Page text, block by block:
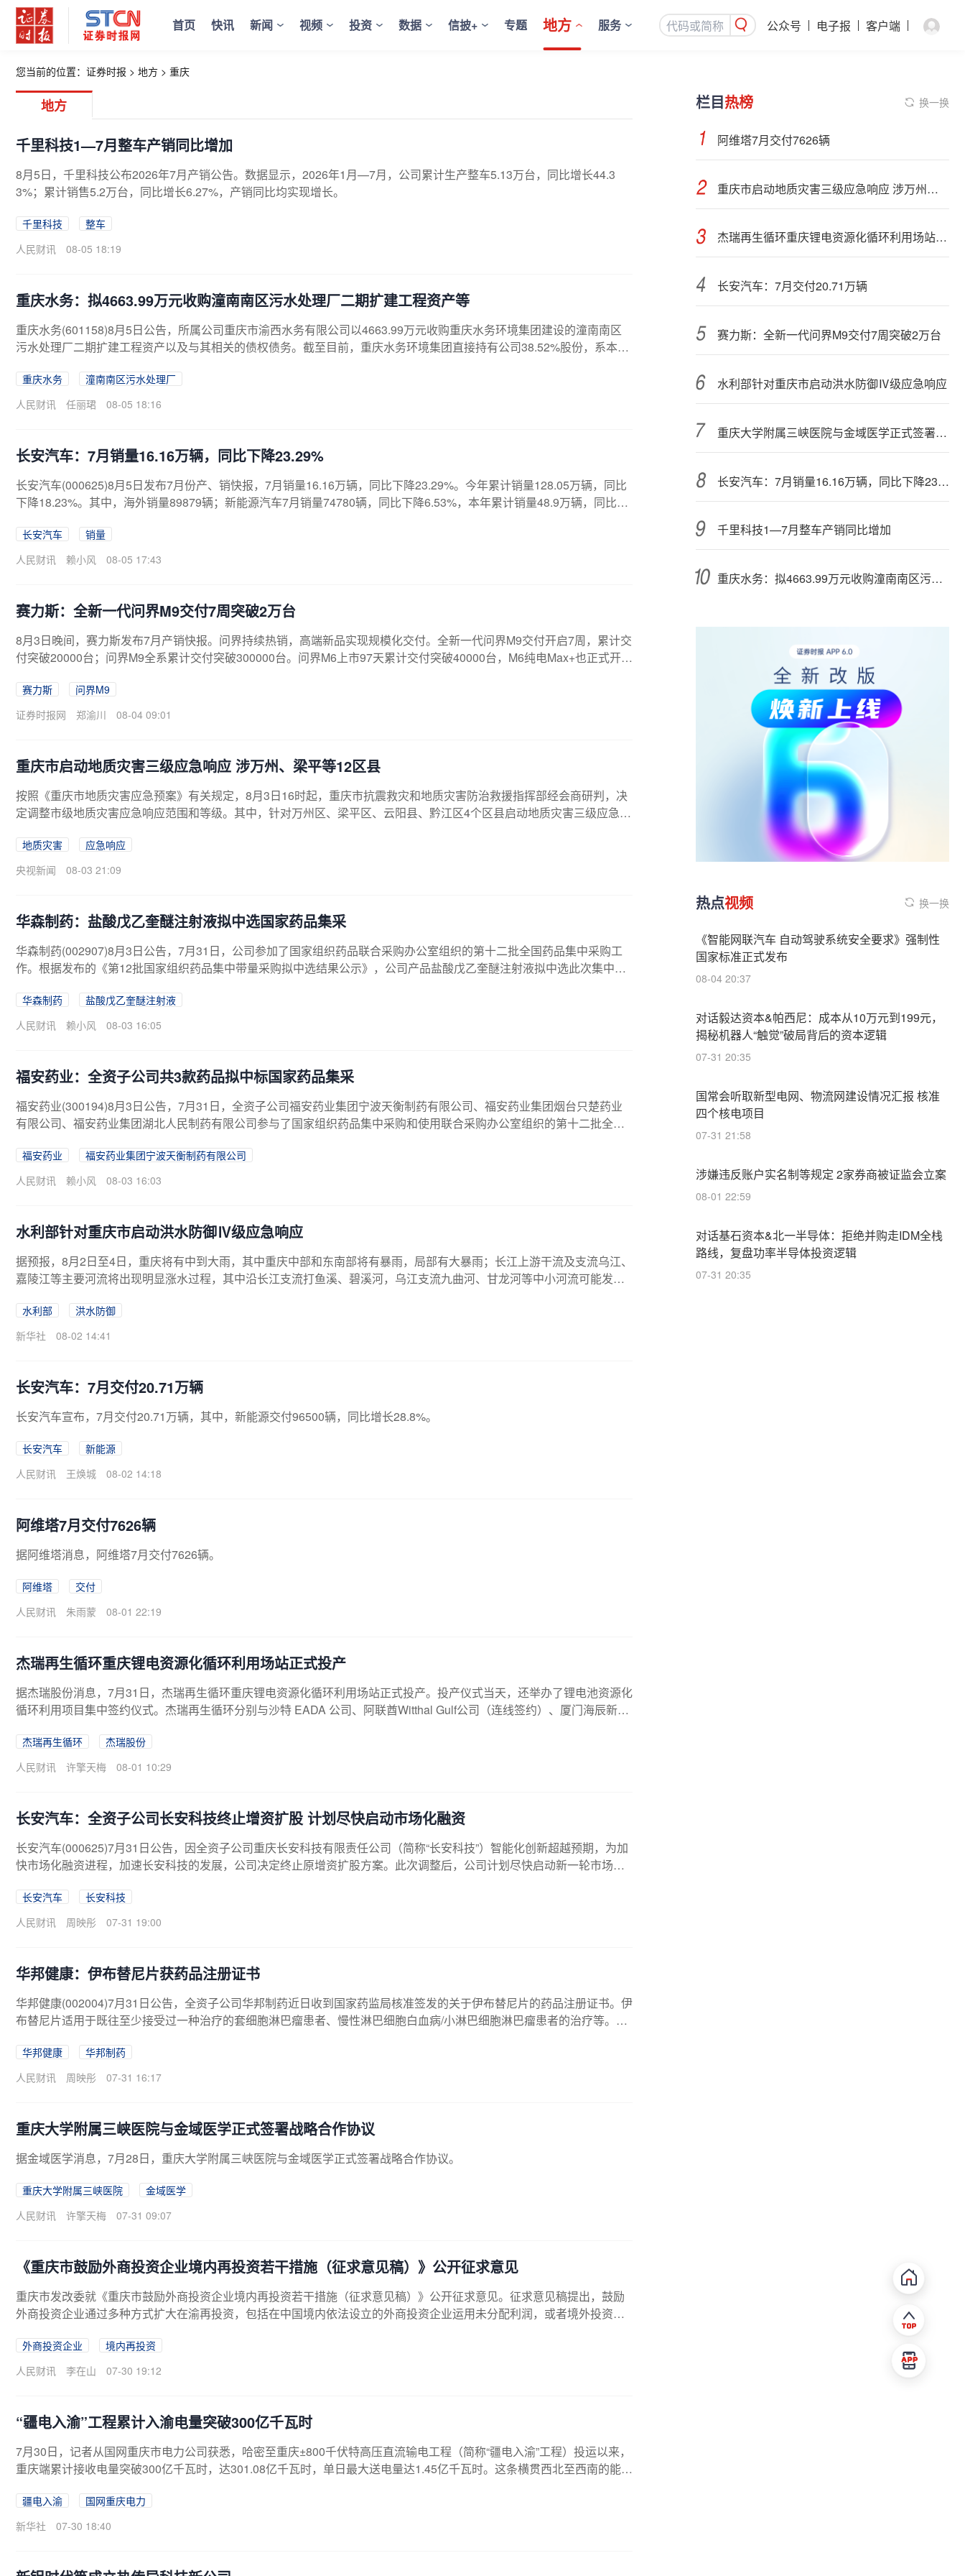
首页 快讯 新闻 视频 投资 数据 信披+ 专题 地方 服务 公众号 电子报 客户端
您当前的位置： 证券时报 > 地方 > 重庆
地方
千里科技1—7月整车产销同比增加
8月5日，千里科技公布2026年7月产销公告。数据显示，2026年1月—7月，公司累计生产整车5.13万台，同比增长44.3
3%；累计销售5.2万台，同比增长6.27%，产销同比均实现增长。
千里科技
整车
人民财讯
08-05 18:19
重庆水务：拟4663.99万元收购潼南南区污水处理厂二期扩建工程资产等
重庆水务(601158)8月5日公告，所属公司重庆市渝西水务有限公司以4663.99万元收购重庆水务环境集团建设的潼南南区
污水处理厂二期扩建工程资产以及与其相关的债权债务。截至目前，重庆水务环境集团直接持有公司38.52%股份，系本公
重庆水务
潼南南区污水处理厂
人民财讯
任丽珺 08-05 18:16
长安汽车：7月销量16.16万辆，同比下降23.29%
长安汽车(000625)8月5日发布7月份产、销快报，7月销量16.16万辆，同比下降23.29%。今年累计销量128.05万辆，同比
下降18.23%。其中，海外销量89879辆；新能源汽车7月销量74780辆，同比下降6.53%，本年累计销量48.9万辆，同比下
长安汽车
销量
人民财讯
赖小风 08-05 17:43
赛力斯：全新一代问界M9交付7周突破2万台
8月3日晚间，赛力斯发布7月产销快报。问界持续热销，高端新品实现规模化交付。全新一代问界M9交付开启7周，累计交
付突破20000台；问界M9全系累计交付突破300000台。问界M6上市97天累计交付突破40000台，M6纯电Max+也正式开启
高端矩阵持续完善，全新一代问界M9、问界M6相继上市，收获市场认可与用户喜爱。其中，全新一代问界M9系列实现高
端市场突破，全系累计交付超300000台。问界M6以全维度的新锐产品力，跻身新锐青年的热门之选，上市97天累计交付
赛力斯
问界M9
证券时报网
郑渝川 08-04 09:01
重庆市启动地质灾害三级应急响应 涉万州、梁平等12区县
按照《重庆市地质灾害应急预案》有关规定，8月3日16时起，重庆市抗震救灾和地质灾害防治救援指挥部经会商研判，决
定调整市级地质灾害应急响应范围和等级。其中，针对万州区、梁平区、云阳县、黔江区4个区县启动地质灾害三级应急响
持针对两江新区、綦江区、南川区、万盛经开区、长寿区、垫江县、城口县、武隆区启动的地质灾害四级应急响应。
地质灾害
应急响应
央视新闻
08-03 21:09
华森制药：盐酸戊乙奎醚注射液拟中选国家药品集采
华森制药(002907)8月3日公告，7月31日，公司参加了国家组织药品联合采购办公室组织的第十二批全国药品集中采购工
作。根据发布的《第12批国家组织药品集中带量采购拟中选结果公示》，公司产品盐酸戊乙奎醚注射液拟中选此次集中采
华森制药
盐酸戊乙奎醚注射液
人民财讯
赖小风 08-03 16:05
福安药业：全资子公司共3款药品拟中标国家药品集采
福安药业(300194)8月3日公告，7月31日，全资子公司福安药业集团宁波天衡制药有限公司、福安药业集团烟台只楚药业
有限公司、福安药业集团湖北人民制药有限公司参与了国家组织药品集中采购和使用联合采购办公室组织的第十二批全国
此次集中采购。
福安药业
福安药业集团宁波天衡制药有限公司
人民财讯
赖小风 08-03 16:03
水利部针对重庆市启动洪水防御Ⅳ级应急响应
据预报，8月2日至4日，重庆将有中到大雨，其中重庆中部和东南部将有暴雨，局部有大暴雨；长江上游干流及支流乌江、
嘉陵江等主要河流将出现明显涨水过程，其中沿长江支流打鱼溪、碧溪河，乌江支流九曲河、甘龙河等中小河流可能发生
应。督促指导地方水利部门密切关注雨水情变化，强化应急值守和会商研判，加强监测预报预警，科学调度水工程，做好
江河防汛、水库安全度汛、中小河流洪水和山洪灾害防御等工作，确保人民群众生命财产安全。
水利部
洪水防御
新华社
08-02 14:41
长安汽车：7月交付20.71万辆
长安汽车宣布，7月交付20.71万辆，其中，新能源交付96500辆，同比增长28.8%。
长安汽车
新能源
人民财讯
王焕城 08-02 14:18
阿维塔7月交付7626辆
据阿维塔消息，阿维塔7月交付7626辆。
阿维塔
交付
人民财讯
朱雨蒙 08-01 22:19
杰瑞再生循环重庆锂电资源化循环利用场站正式投产
据杰瑞股份消息，7月31日，杰瑞再生循环重庆锂电资源化循环利用场站正式投产。投产仪式当天，还举办了锂电池资源化
循环利用项目集中签约仪式。杰瑞再生循环分别与沙特 EADA 公司、阿联酋Witthal Gulf公司（连线签约）、厦门海辰新材
重庆三电能源科技有限公司、河南誉碳新能源有限公司、山东润泉环境科技有限公司在内的九家行业企业签署合作协议，
持续深化锂电池资源化循环利用及极片修复业务布局。
杰瑞再生循环
杰瑞股份
人民财讯
许擎天梅 08-01 10:29
长安汽车：全资子公司长安科技终止增资扩股 计划尽快启动市场化融资
长安汽车(000625)7月31日公告，因全资子公司重庆长安科技有限责任公司（简称“长安科技”）智能化创新超越预期，为加
快市场化融资进程，加速长安科技的发展，公司决定终止原增资扩股方案。此次调整后，公司计划尽快启动新一轮市场化
车拟以非公开协议方式，与公司间接控股股东中国长安汽车、公司控股股东辰致集团合计出资30亿元，共同参与此次增
资。
长安汽车
长安科技
人民财讯
周映彤 07-31 19:00
华邦健康：伊布替尼片获药品注册证书
华邦健康(002004)7月31日公告，全资子公司华邦制药近日收到国家药监局核准签发的关于伊布替尼片的药品注册证书。伊
布替尼片适用于既往至少接受过一种治疗的套细胞淋巴瘤患者、慢性淋巴细胞白血病/小淋巴细胞淋巴瘤患者的治疗等。伊
的产品管线布局。
华邦健康
华邦制药
人民财讯
周映彤 07-31 16:17
重庆大学附属三峡医院与金域医学正式签署战略合作协议
据金域医学消息，7月28日，重庆大学附属三峡医院与金域医学正式签署战略合作协议。
重庆大学附属三峡医院
金域医学
人民财讯
许擎天梅 07-31 09:07
《重庆市鼓励外商投资企业境内再投资若干措施（征求意见稿）》公开征求意见
重庆市发改委就《重庆市鼓励外商投资企业境内再投资若干措施（征求意见稿）》公开征求意见。征求意见稿提出，鼓励
外商投资企业通过多种方式扩大在渝再投资，包括在中国境内依法设立的外商投资企业运用未分配利润，或者境外投资者
益，以及投资项目。
外商投资企业
境内再投资
人民财讯
李在山 07-30 19:12
“疆电入渝”工程累计入渝电量突破300亿千瓦时
7月30日，记者从国网重庆市电力公司获悉，哈密至重庆±800千伏特高压直流输电工程（简称“疆电入渝”工程）投运以来，
重庆端累计接收电量突破300亿千瓦时，达301.08亿千瓦时，单日最大送电量达1.45亿千瓦时。这条横贯西北至西南的能源
疆电入渝
国网重庆电力
新华社
07-30 18:40
栏目热榜 换一换
阿维塔7月交付7626辆
重庆市启动地质灾害三级应急响应 涉万州、梁平等12区县
杰瑞再生循环重庆锂电资源化循环利用场站正式投产
长安汽车：7月交付20.71万辆
赛力斯：全新一代问界M9交付7周突破2万台
水利部针对重庆市启动洪水防御Ⅳ级应急响应
重庆大学附属三峡医院与金域医学正式签署战略合作协议
长安汽车：7月销量16.16万辆，同比下降23.29%
千里科技1—7月整车产销同比增加
重庆水务：拟4663.99万元收购潼南南区污水处理厂二期扩建工程资产等
热点视频 换一换
《智能网联汽车 自动驾驶系统安全要求》强制性
国家标准正式发布
08-04 20:37
对话毅达资本&帕西尼：成本从10万元到199元，
揭秘机器人“触觉”破局背后的资本逻辑
07-31 20:35
国常会听取新型电网、物流网建设情况汇报 核准
四个核电项目
07-31 21:58
涉嫌违反账户实名制等规定 2家券商被证监会立案
08-01 22:59
对话基石资本&北一半导体：拒绝并购走IDM全栈
路线，复盘功率半导体投资逻辑
07-31 20:35